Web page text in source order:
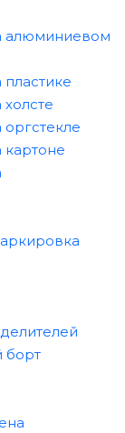
алюминиевом
борт